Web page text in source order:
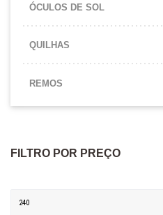
ÓCULOS DE SOL
QUILHAS
REMOS
FILTRO POR PREÇO